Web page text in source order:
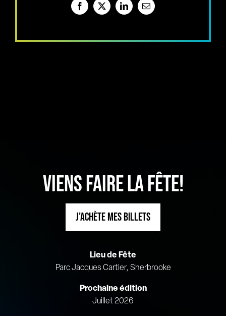
Facebook
X LinkedInEmail
VIENS FAIRE LA FÊTE!
J’ACHÈTE MES BILLETS
Lieu de Fête
Parc Jacques Cartier, Sherbrooke
Prochaine édition
Juillet 2026